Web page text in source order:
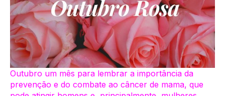
Outubro um mês para lembrar a importância da
prevenção e do combate ao câncer de mama, que